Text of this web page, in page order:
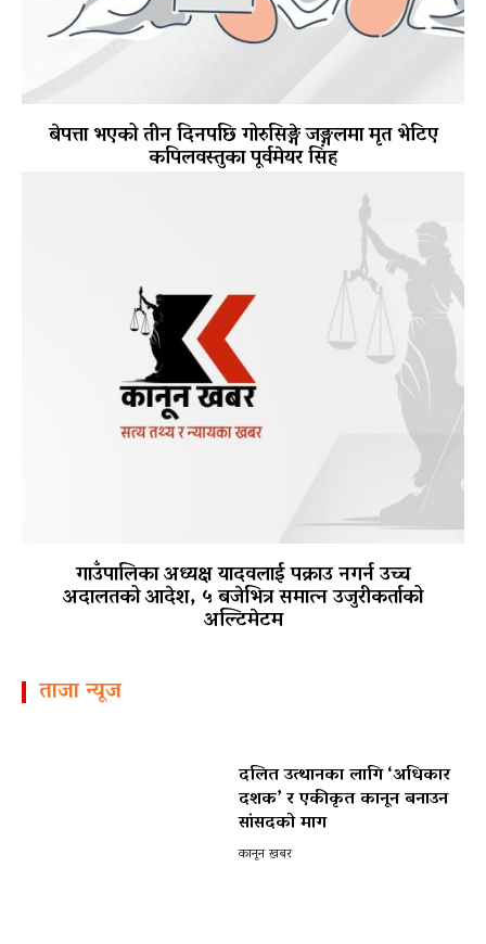
बेपत्ता भएको तीन दिनपछि गोरुसिङ्गे जङ्गलमा मृत भेटिए
कपिलवस्तुका पूर्वमेयर सिंह
गाउँपालिका अध्यक्ष यादवलाई पक्राउ नगर्न उच्च
अदालतको आदेश, ५ बजेभित्र समात्न उजुरीकर्ताको
अल्टिमेटम
ताजा न्यूज
दलित उत्थानका लागि ‘अधिकार
दशक’ र एकीकृत कानून बनाउन
सांसदको माग
कानून खबर